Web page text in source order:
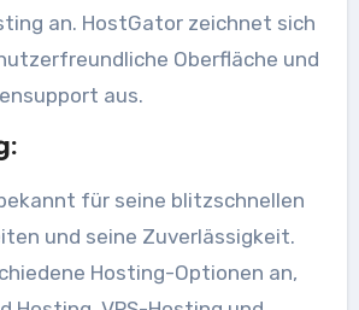
an. HostGator zeichnet sich
Oberfläche und
aus.
für seine blitzschnellen
und seine Zuverlässigkeit.
Hosting-Optionen an,